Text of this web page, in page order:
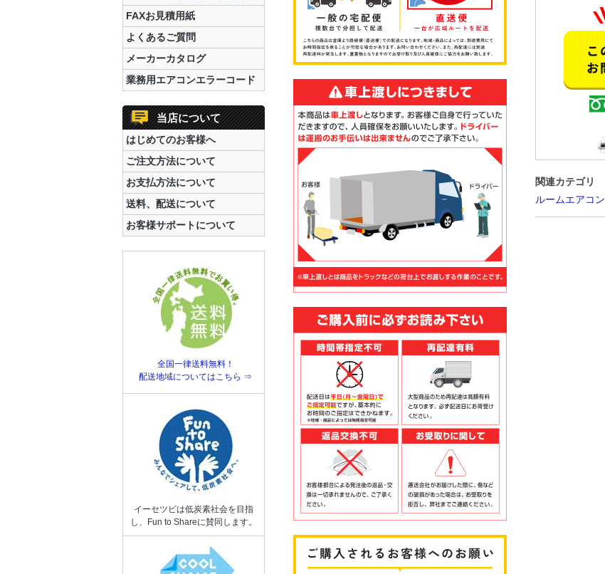
関連カテゴリ
ルームエアコン
FAXお見積用紙
よくあるご質問
メーカーカタログ
業務用エアコンエラーコード
当店について
はじめてのお客様へ
ご注文方法について
お支払方法について
送料、配送について
お客様サポートについて
全国一律送料無料！
配送地域についてはこちら ⇒
イーセツビは低炭素社会を目指
し、Fun to Shareに賛同します。